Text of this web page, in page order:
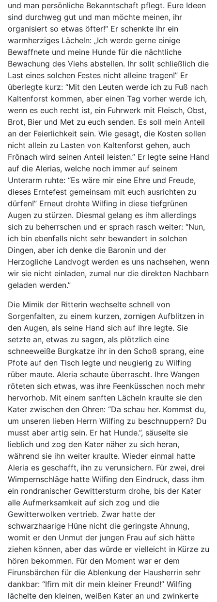
und man persönliche Bekanntschaft pflegt. Eure Ideen
sind durchweg gut und man möchte meinen, ihr
organisiert so etwas öfter!“ Er schenkte ihr ein
warmherziges Lächeln: „Ich werde gerne einige
Bewaffnete und meine Hunde für die nächtliche
Bewachung des Viehs abstellen. Ihr sollt schließlich die
Last eines solchen Festes nicht alleine tragen!” Er
überlegte kurz: “Mit den Leuten werde ich zu Fuß nach
Kaltenforst kommen, aber einen Tag vorher werde ich,
wenn es euch recht ist, ein Fuhrwerk mit Fleisch, Obst,
Brot, Bier und Met zu euch senden. Es soll mein Anteil
an der Feierlichkeit sein. Wie gesagt, die Kosten sollen
nicht allein zu Lasten von Kaltenforst gehen, auch
Frônach wird seinen Anteil leisten.” Er legte seine Hand
auf die Alerias, welche noch immer auf seinem
Unterarm ruhte: “Es wäre mir eine Ehre und Freude,
dieses Erntefest gemeinsam mit euch ausrichten zu
dürfen!” Erneut drohte Wilfing in diese tiefgrünen
Augen zu stürzen. Diesmal gelang es ihm allerdings
sich zu beherrschen und er sprach rasch weiter: “Nun,
ich bin ebenfalls nicht sehr bewandert in solchen
Dingen, aber ich denke die Baronin und der
Herzogliche Landvogt werden es uns nachsehen, wenn
wir sie nicht einladen, zumal nur die direkten Nachbarn
geladen werden.”
Die Mimik der Ritterin wechselte schnell von
Sorgenfalten, zu einem kurzen, zornigen Aufblitzen in
den Augen, als seine Hand sich auf ihre legte. Sie
setzte an, etwas zu sagen, als plötzlich eine
schneeweiße Burgkatze ihr in den Schoß sprang, eine
Pfote auf den Tisch legte und neugierig zu Wilfing
rüber maute. Aleria schaute überrascht. Ihre Wangen
röteten sich etwas, was ihre Feenküsschen noch mehr
hervorhob. Mit einem sanften Lächeln kraulte sie den
Kater zwischen den Ohren: “Da schau her. Kommst du,
um unseren lieben Herrn Wilfing zu beschnuppern? Du
musst aber artig sein. Er hat Hunde.”, säuselte sie
lieblich und zog den Kater näher zu sich heran,
während sie ihn weiter kraulte. Wieder einmal hatte
Aleria es geschafft, ihn zu verunsichern. Für zwei, drei
Wimpernschläge hatte Wilfing den Eindruck, dass ihm
ein rondranischer Gewittersturm drohe, bis der Kater
alle Aufmerksamkeit auf sich zog und die
Gewitterwolken vertrieb. Zwar hatte der
schwarzhaarige Hüne nicht die geringste Ahnung,
womit er den Unmut der jungen Frau auf sich hätte
ziehen können, aber das würde er vielleicht in Kürze zu
hören bekommen. Für den Moment war er dem
Firunsbärchen für die Ablenkung der Hausherrin sehr
dankbar: “Ifirn mit dir mein kleiner Freund!” Wilfing
lächelte den kleinen, weißen Kater an und zwinkerte